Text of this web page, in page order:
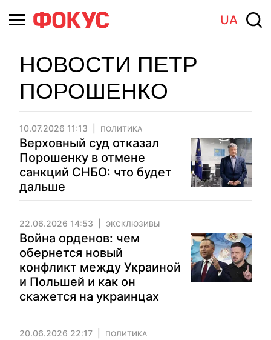
UA
НОВОСТИ ПЕТР
ПОРОШЕНКО
10.07.2026 11:13 ПОЛИТИКА
Верховный суд отказал
Порошенку в отмене
санкций СНБО: что будет
дальше
22.06.2026 14:53 ЭКСКЛЮЗИВЫ
Война орденов: чем
обернется новый
конфликт между Украиной
и Польшей и как он
скажется на украинцах
20.06.2026 22:17 ПОЛИТИКА